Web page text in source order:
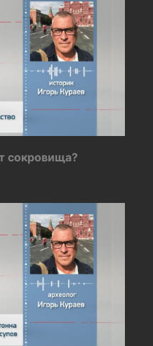
сокровища?